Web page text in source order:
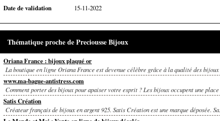
Date de validation
15-11-2022
Thématique proche de Preciousse Bijoux
Oriana France : bijoux plaqué or
La boutique en ligne Oriana France est devenue célèbre grâce à la qualité des
www.ma-bague-antistress.com
Comment porter des bijoux pour apaiser votre esprit ? Les bijoux occupent une
Satis Création
Créateur français de bijoux en argent 925. Satis Création est une marque déposée.